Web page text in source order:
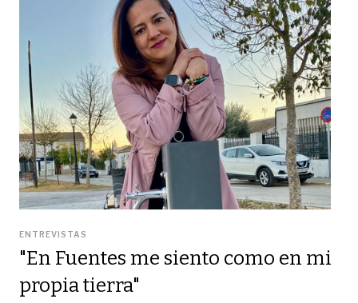
ENTREVISTAS
"En Fuentes me siento como en mi
propia tierra"